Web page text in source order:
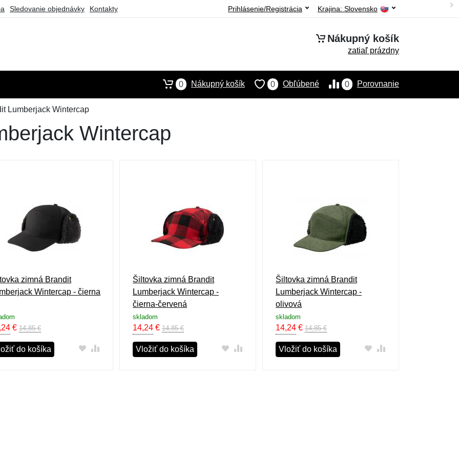
Sledovanie objednávky Kontakty Krajina: Slovensko
Prihlásenie/Registrácia
Nákupný košík
zatiaľ prázdny
0 Porovnanie
0 Obľúbené
0 Nákupný košík
Lumberjack Wintercap
Wintercap
zimná Brandit
Wintercap - čierna
€ 14,85 €
do košíka
Šiltovka zimná Brandit
Lumberjack Wintercap -
čierna-červená
skladom
14,24€ 14,85 €
Vložiť do košíka
Šiltovka zimná Brandit
Lumberjack Wintercap -
olivová
skladom
14,24€ 14,85 €
Vložiť do košíka